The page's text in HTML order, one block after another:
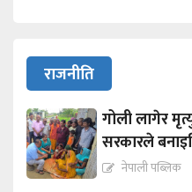
राजनीति
गोली लागेर
सरकारले
नेपाली पब्लिक